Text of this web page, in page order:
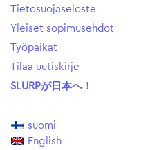
Tietosuojaseloste
Yleiset sopimusehdot
Työpaikat
Tilaa uutiskirje
SLURPが日本へ！
suomi
English